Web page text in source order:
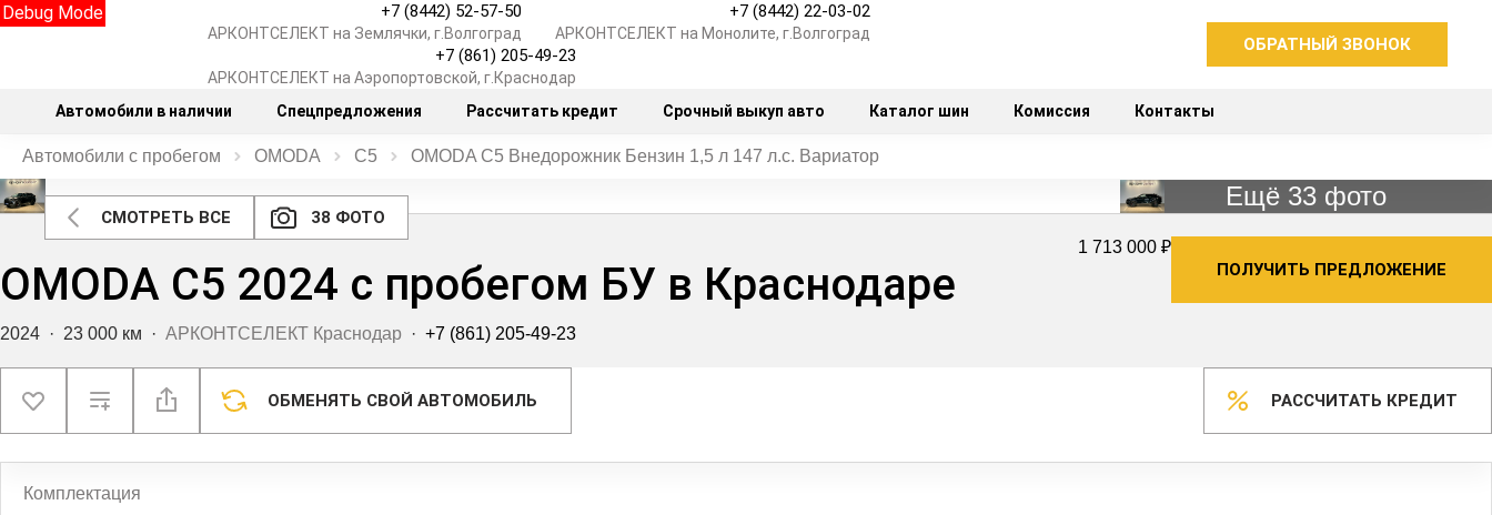
Debug Mode +7 (8442) 52-57-50
АРКОНТСЕЛЕКТ на Землячки, г.Волгоград
+7 (8442) 22-03-02
АРКОНТСЕЛЕКТ на Монолите, г.Волгоград
+7 (861) 205-49-23
АРКОНТСЕЛЕКТ на Аэропортовской, г.Краснодар
ОБРАТНЫЙ ЗВОНОК
Автомобили в наличии Спецпредложения Рассчитать кредит Срочный выкуп авто Каталог шин Комиссия Контакты
Автомобили с пробегом OMODA C5 OMODA C5 Внедорожник Бензин 1,5 л 147 л.с. Вариатор
СМОТРЕТЬ ВСЕ 38 ФОТО
Ещё 33 фото
OMODA C5 2024 с пробегом БУ в Краснодаре
1 713 000 ₽
2024 · 23 000 км · АРКОНТСЕЛЕКТ Краснодар · +7 (861) 205-49-23
ПОЛУЧИТЬ ПРЕДЛОЖЕНИЕ
ОБМЕНЯТЬ СВОЙ АВТОМОБИЛЬ РАССЧИТАТЬ КРЕДИТ
Комплектация